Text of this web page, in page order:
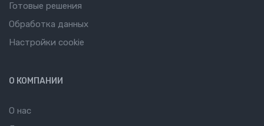
Готовые решения
Обработка данных
Настройки cookie
О КОМПАНИИ
О нас